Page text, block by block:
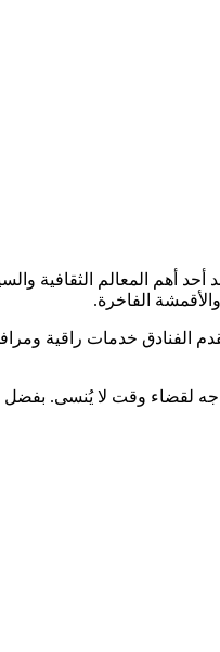
أهم المعالم الثقافية
الفاخرة.
تقدم الفنادق خدمات راقية
لقضاء وقت لا يُنسى. بفضل